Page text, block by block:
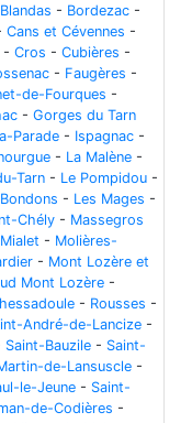
Blandas - Bordezac -
Cans et Cévennes -
- Cros - Cubières -
- Faugères -
de-Fourques -
- Gorges du Tarn
Parade - Ispagnac -
- La Malène -
Tarn - Le Pompidou -
- Les Mages -
Chély - Massegros
Mialet - Molières-
- Mont Lozère et
Mont Lozère -
- Rousses -
André-de-Lancize -
Saint-Bauzile - Saint-
de-Lansuscle -
le-Jeune - Saint-
de-Codières -